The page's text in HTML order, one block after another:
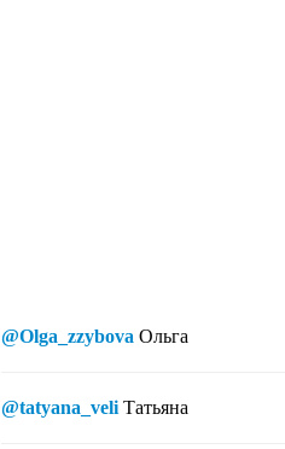
@Olga_zzybova Ольга
@tatyana_veli Татьяна